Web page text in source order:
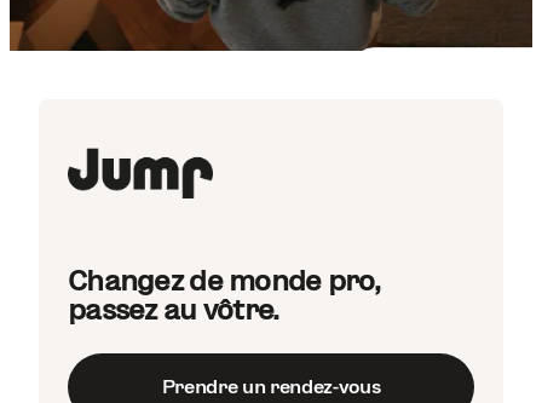
Changez de monde pro,
passez au vôtre.
Prendre un rendez-vous